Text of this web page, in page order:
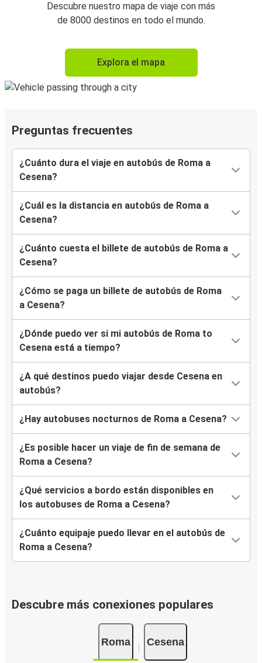
Descubre nuestro mapa de viaje con más
de 8000 destinos en todo el mundo.
Explora el mapa
Preguntas frecuentes
¿Cuánto dura el viaje en autobús de Roma a
Cesena?
¿Cuál es la distancia en autobús de Roma a
Cesena?
¿Cuánto cuesta el billete de autobús de Roma a
Cesena?
¿Cómo se paga un billete de autobús de Roma
a Cesena?
¿Dónde puedo ver si mi autobús de Roma to
Cesena está a tiempo?
¿A qué destinos puedo viajar desde Cesena en
autobús?
¿Hay autobuses nocturnos de Roma a Cesena?
¿Es posible hacer un viaje de fin de semana de
Roma a Cesena?
¿Qué servicios a bordo están disponibles en
los autobuses de Roma a Cesena?
¿Cuánto equipaje puedo llevar en el autobús de
Roma a Cesena?
Descubre más conexiones populares
Roma Cesena